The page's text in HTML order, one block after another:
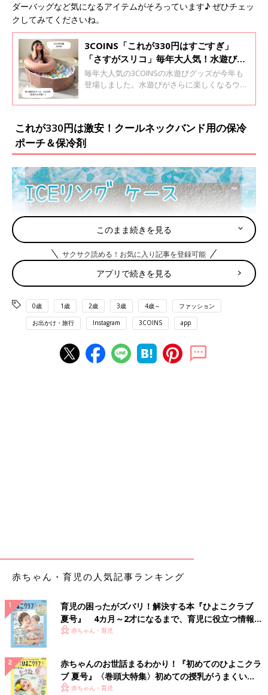
ダーバッグなど気になるアイテムがそろっています♪ ぜひチェッ
クしてみてくださいね。
3COINS「これが330円はすごすぎ」
「さすがスリコ」毎年大人気！水遊びグ
ッズ4選
毎年大人気の3COINSの水遊びグッズが今年も
登場しました。水遊びがさらに楽しくなるウォ
るプールなど気になるものが勢ぞろい！注目ア
ださいね♪
これが330円は激安！クールネックバンド用の保冷
ポーチ＆保冷剤
このまま続きを見る
サクサク読める！お気に入り記事を登録可能
アプリで続きを見る
0歳 1歳 2歳 3歳 4歳～ ファッション
お出かけ・旅行 Instagram 3COINS app
赤ちゃん・育児の人気記事ランキング
育児の困ったがズバリ！解決する本『ひよこクラブ
夏号』 4カ月～2才になるまで、育児に役立つ情報が
いっぱい！
赤ちゃん・育児
赤ちゃんのお世話まるわかり！『初めてのひよこクラ
ブ 夏号』〈巻頭大特集〉初めての授乳がうまくい
く！ おっぱい・ミルクの基本と夏のトラブル 解決テ
赤ちゃん・育児